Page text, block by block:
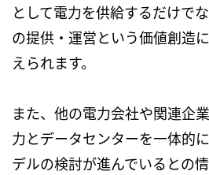
として電力を供給するだけで
の提供・運営という価値創造
えられます。
また、他の電力会社や関連企
力とデータセンターを一体的
デルの検討が進んでいるとの